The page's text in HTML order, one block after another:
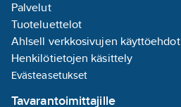
Palvelut
Tuoteluettelot
Ahlsell verkkosivujen käyttöehdot
Henkilötietojen käsittely
Evästeasetukset
Tavarantoimittajille